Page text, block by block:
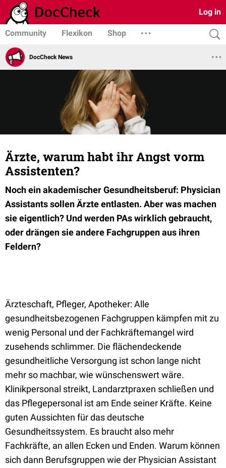
Log in
Community Flexikon Shop
DocCheck News
Ärzte, warum habt ihr Angst vorm
Assistenten?
Noch ein akademischer Gesundheitsberuf: Physician
Assistants sollen Ärzte entlasten. Aber was machen
sie eigentlich? Und werden PAs wirklich gebraucht,
oder drängen sie andere Fachgruppen aus ihren
Feldern?
Ärzteschaft, Pfleger, Apotheker: Alle
gesundheitsbezogenen Fachgruppen kämpfen mit zu
wenig Personal und der Fachkräftemangel wird
zusehends schlimmer. Die flächendeckende
gesundheitliche Versorgung ist schon lange nicht
mehr so machbar, wie wünschenswert wäre.
Klinikpersonal streikt, Landarztpraxen schließen und
das Pflegepersonal ist am Ende seiner Kräfte. Keine
guten Aussichten für das deutsche
Gesundheitssystem. Es braucht also mehr
Fachkräfte, an allen Ecken und Enden. Warum können
sich dann Berufsgruppen wie der Physician Assistant